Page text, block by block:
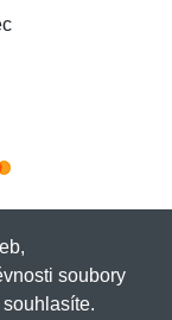
soubory